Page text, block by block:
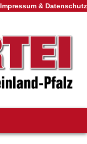
Impressum & Datenschutz